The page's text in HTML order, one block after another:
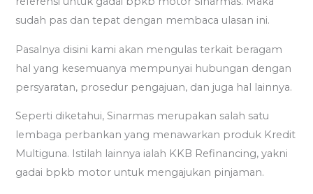
sudah pas dan tepat dengan membaca ulasan ini.
Pasalnya disini kami akan mengulas terkait beragam
hal yang kesemuanya mempunyai hubungan dengan
persyaratan, prosedur pengajuan, dan juga hal lainnya.
Seperti diketahui, Sinarmas merupakan salah satu
lembaga perbankan yang menawarkan produk Kredit
Multiguna. Istilah lainnya ialah KKB Refinancing, yakni
gadai bpkb motor untuk mengajukan pinjaman.